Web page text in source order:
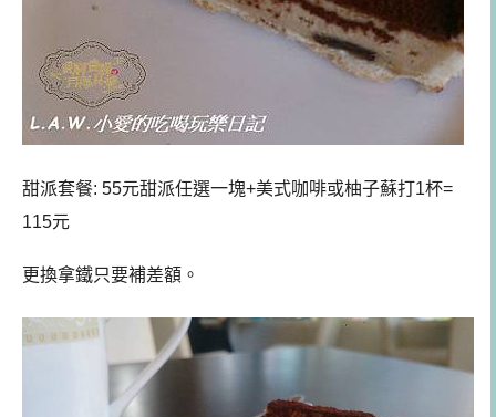
甜派套餐: 55元甜派任選一塊+美式咖啡或柚子蘇打1杯=
115元
更換拿鐵只要補差額。